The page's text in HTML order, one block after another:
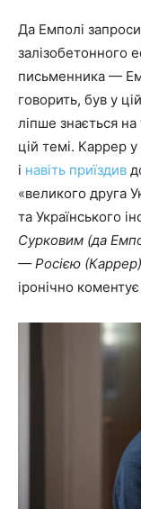
Да Емполі
залізобетонного
письменника —
говорить, був у
ліпше знається
цій темі. Каррер у
і навіть приїздив
«великого друга
та Українського
Сурковим (да
— Росією
іронічно